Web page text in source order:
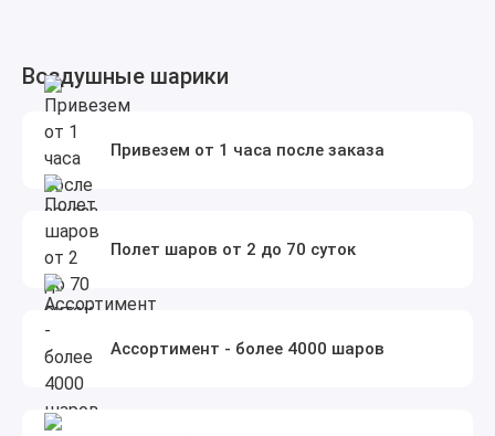
Воздушные шарики
Привезем от 1 часа после заказа
Полет шаров от 2 до 70 суток
Ассортимент - более 4000 шаров